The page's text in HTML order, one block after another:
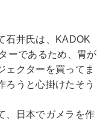
石井氏は、KADOK
ーであるため、胃が
ェクターを買ってま
ろうと心掛けたそう
、日本でガメラを作